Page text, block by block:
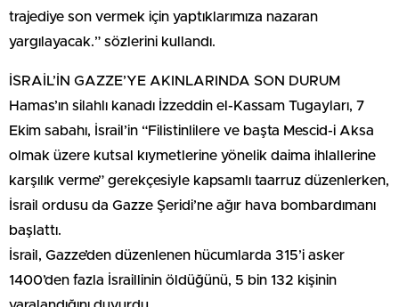
trajediye son vermek için yaptıklarımıza nazaran
yargılayacak.” sözlerini kullandı.